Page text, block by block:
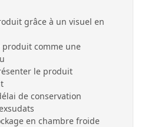
grâce à un visuel en
produit comme une
le produit
de conservation
en chambre froide